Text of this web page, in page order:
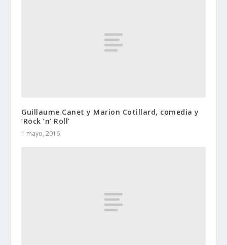
Guillaume Canet y Marion Cotillard, comedia y
‘Rock ‘n’ Roll’
1 mayo, 2016